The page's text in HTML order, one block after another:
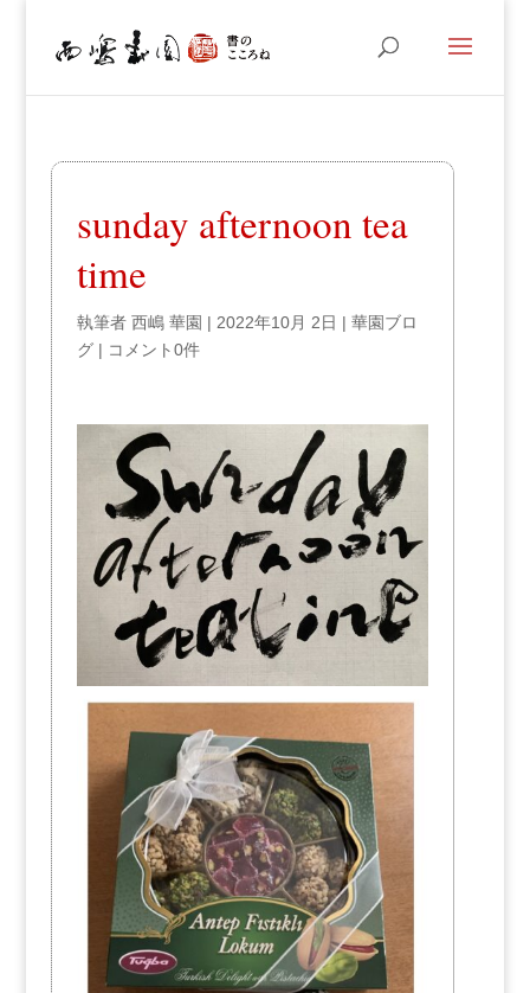
sunday afternoon tea
time
執筆者 西嶋 華園 | 2022年10月 2日 | 華園ブロ
グ| コメント0件